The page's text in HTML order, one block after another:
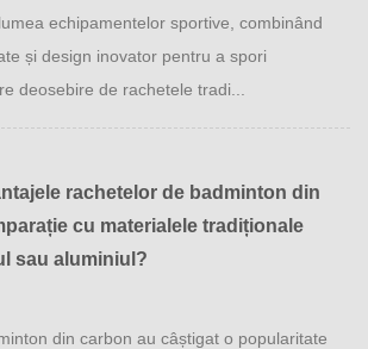
echipamentelor sportive, combinând
și design inovator pentru a spori
deosebire de rachetele tradi...
rachetelor de badminton din
cu materialele tradiționale
sau aluminiul?
din carbon au câștigat o popularitate